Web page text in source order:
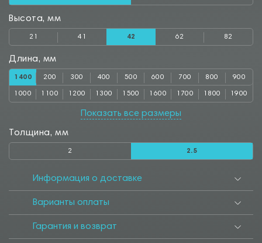
Высота, мм
21 41 42 62 82
Длина, мм
1400 200 300 400 500 600 700 800 900
1000 1100 1200 1300 1500 1600 1700 1800 1900
2500
Показать все размеры
Толщина, мм
2 2.5
Информация о доставке
Варианты оплаты
Гарантия и возврат